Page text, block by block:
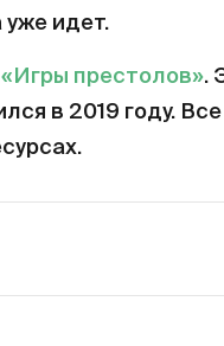
уже идет.
«Игры престолов».
в 2019 году.